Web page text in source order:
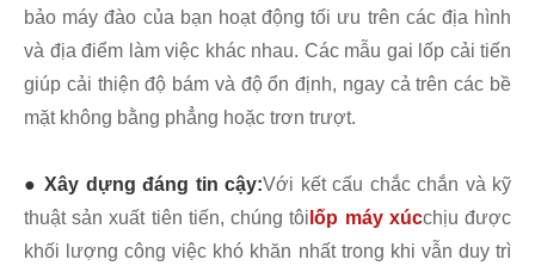
bảo máy đào của bạn hoạt động tối ưu trên các địa hình
và địa điểm làm việc khác nhau. Các mẫu gai lốp cải tiến
giúp cải thiện độ bám và độ ổn định, ngay cả trên các bề
mặt không bằng phẳng hoặc trơn trượt.
● Xây dựng đáng tin cậy:Với kết cấu chắc chắn và kỹ
thuật sản xuất tiên tiến, chúng tôi lốp máy xúcchịu được
khối lượng công việc khó khăn nhất trong khi vẫn duy trì